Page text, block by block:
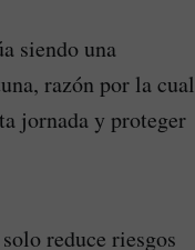
siendo una
razón por la cual
jornada y proteger
reduce riesgos